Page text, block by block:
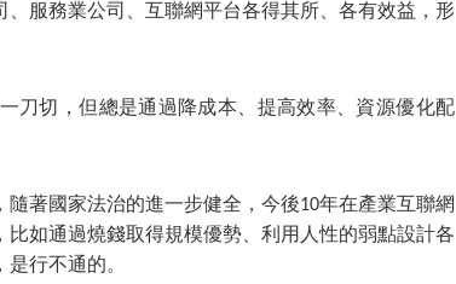
服務業公司、互聯網平台各得其所、各有效益，形
刀切，但總是通過降成本、提高效率、資源優化配
著國家法治的進一步健全，今後10年在產業互聯網
如通過燒錢取得規模優勢、利用人性的弱點設計各
是行不通的。